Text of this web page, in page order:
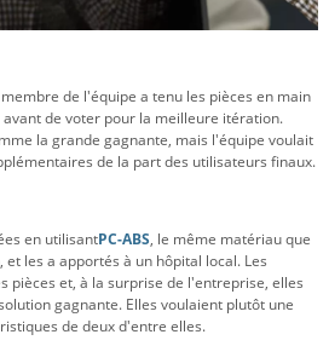
de l'équipe a tenu les pièces en main
de voter pour la meilleure itération.
la grande gagnante, mais l'équipe voulait
de la part des utilisateurs finaux.
en utilisantPC-ABS, le même matériau que
les a apportés à un hôpital local. Les
pièces et, à la surprise de l'entreprise, elles
gagnante. Elles voulaient plutôt une
de deux d'entre elles.